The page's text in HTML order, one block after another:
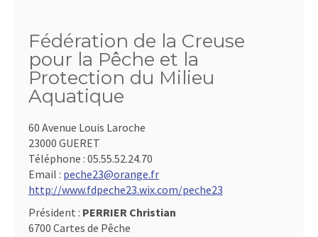
Fédération de la Creuse
pour la Pêche et la
Protection du Milieu
Aquatique
60 Avenue Louis Laroche
23000 GUERET
Téléphone : 05.55.52.24.70
Email : peche23@orange.fr
http://www.fdpeche23.wix.com/peche23
Président : PERRIER Christian
6700 Cartes de Pêche